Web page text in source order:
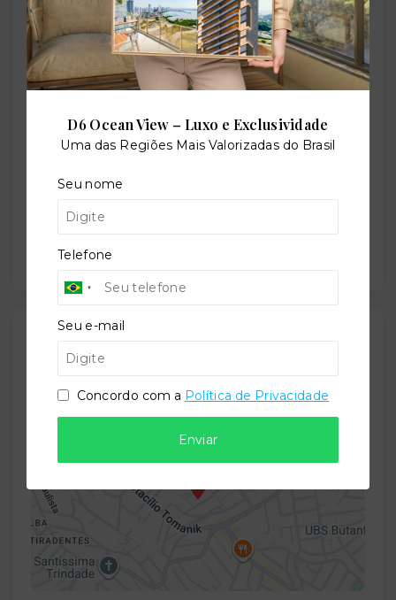
Residencial
Em construção
Previsão de entrega:
28/06/2027
Localização
Rua Herachydes D'Ávila Prado, 43 - Vila Polopoli -
São Paulo/SP - 05365-000
−
D6 Ocean View – Luxo e Exclusividade
Uma das Regiões Mais Valorizadas do Brasil
Seu nome
Telefone
Seu e-mail
Concordo com a Política de Privacidade
Enviar